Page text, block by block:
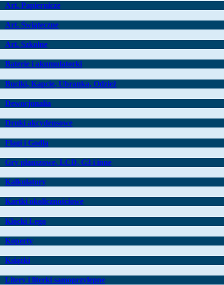
Art. Papiernicze
Art. Świąteczne
Art. Szkolne
Baterie i akumulatorki
Buciki, Kapcie, Ubranka, Odzież
Dewocjonalia
Druki akcydensowe
Flagi i Godła
Gry planszowe, LCD, G3 i inne
Kalkulatory
Kartki okolicznościowe
Klocki Lego
Koperty
Książki
Litery i literki samoprzylepne